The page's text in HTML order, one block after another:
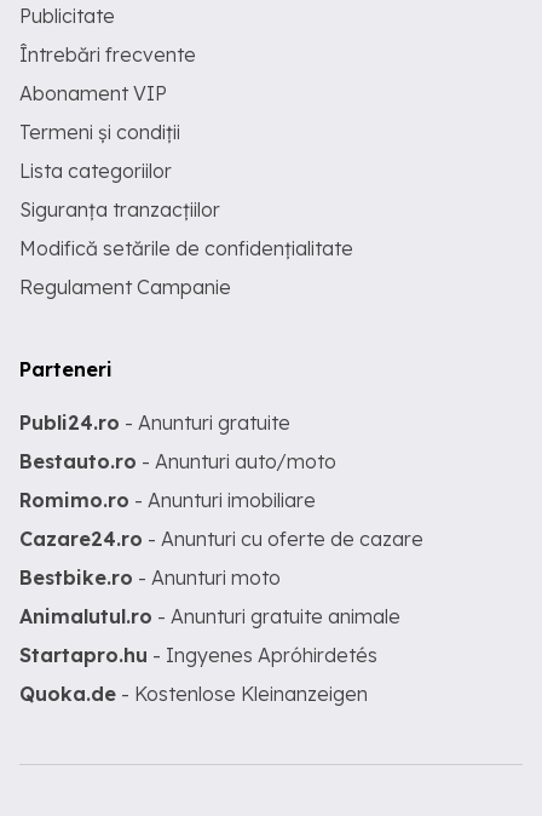
Publicitate
Întrebări frecvente
Abonament VIP
Termeni și condiții
Lista categoriilor
Siguranța tranzacțiilor
Modifică setările de confidențialitate
Regulament Campanie
Parteneri
Publi24.ro - Anunturi gratuite
Bestauto.ro - Anunturi auto/moto
Romimo.ro - Anunturi imobiliare
Cazare24.ro - Anunturi cu oferte de cazare
Bestbike.ro - Anunturi moto
Animalutul.ro - Anunturi gratuite animale
Startapro.hu - Ingyenes Apróhirdetés
Quoka.de - Kostenlose Kleinanzeigen